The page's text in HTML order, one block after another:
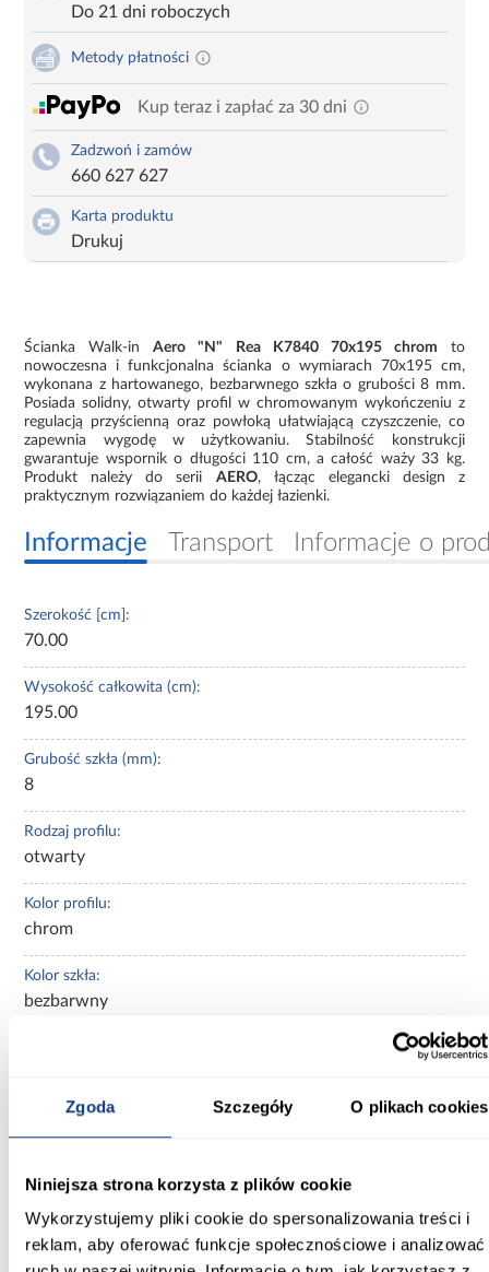
Zgoda Szczegóły O plikach cookies
Niniejsza strona korzysta z plików cookie
Wykorzystujemy pliki cookie do spersonalizowania treści i
reklam, aby oferować funkcje społecznościowe i analizować
Do 21 dni roboczych
Metody płatności
Kup teraz i zapłać za 30 dni
Zadzwoń i zamów
660 627 627
Karta produktu
Drukuj
Ścianka Walk-inAero "N" Rea K7840 70x195 chrom to
nowoczesna i funkcjonalna ścianka o wymiarach 70x195 cm,
wykonana z hartowanego, bezbarwnego szkła o grubości 8 mm.
Posiada solidny, otwarty profil w chromowanym wykończeniu z
regulacją przyścienną oraz powłoką ułatwiającą czyszczenie, co
zapewnia wygodę w użytkowaniu. Stabilność konstrukcji
gwarantuje wspornik o długości 110 cm, a całość waży 33 kg.
Produkt należy do serii AERO, łącząc elegancki design z
praktycznym rozwiązaniem do każdej łazienki.
Informacje Transport Informacje o
Szerokość [cm]:
70.00
Wysokość całkowita (cm):
195.00
Grubość szkła (mm):
8
Rodzaj profilu:
otwarty
Kolor profilu:
chrom
Kolor szkła:
bezbarwny
Powłoka ułatwiająca czyszczenie:
Regulacja na profilu przyściennym:
Tak
Szkło hartowane: